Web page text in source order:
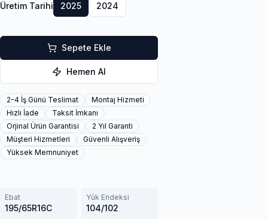
Üretim Tarihi 2025 2024
Sepete Ekle
Hemen Al
2-4 İş Günü Teslimat
Montaj Hizmeti
Hızlı İade
Taksit İmkanı
Orjinal Ürün Garantisi
2 Yıl Garanti
Müşteri Hizmetleri
Güvenli Alışveriş
Yüksek Memnuniyet
Ebat
195/65R16C
Yük Endeksi
104/102